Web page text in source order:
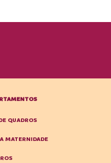
QUADROS
MATERNIDADE